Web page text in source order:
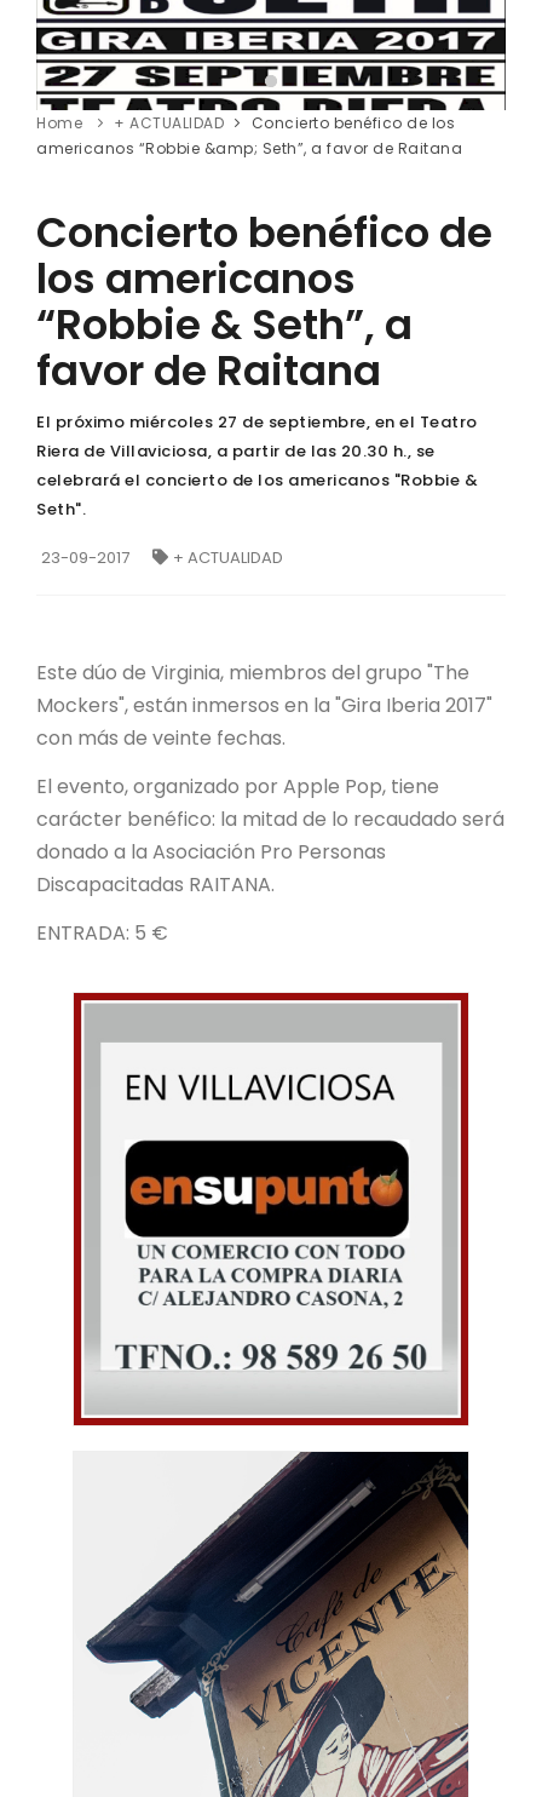
Home + ACTUALIDAD
Concierto benéfico de los
americanos “Robbie &amp; Seth”, a favor de Raitana
Concierto benéfico de
los americanos
“Robbie & Seth”, a
favor de Raitana
El próximo miércoles 27 de septiembre, en el Teatro
Riera de Villaviciosa, a partir de las 20.30 h., se
celebrará el concierto de los americanos "Robbie &
Seth".
23-09-2017 + ACTUALIDAD
Este dúo de Virginia, miembros del grupo "The
Mockers", están inmersos en la "Gira Iberia 2017"
con más de veinte fechas.
El evento, organizado por Apple Pop, tiene
carácter benéfico: la mitad de lo recaudado será
donado a la Asociación Pro Personas
Discapacitadas RAITANA.
ENTRADA: 5 €